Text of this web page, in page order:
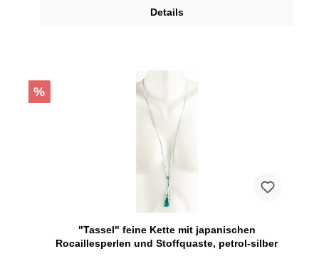
Details
%
"Tassel" feine Kette mit japanischen
Rocaillesperlen und Stoffquaste, petrol-silber